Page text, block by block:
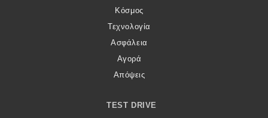
Κόσμος
Τεχνολογία
Ασφάλεια
Αγορά
Απόψεις
TEST DRIVE